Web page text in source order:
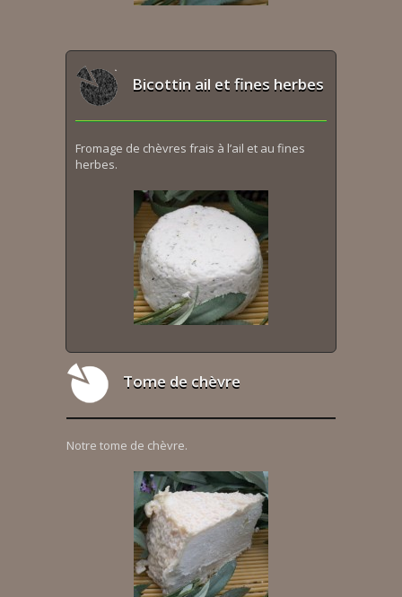
Bicottin ail et fines herbes
Fromage de chèvres frais à l’ail et au fines
herbes.
Tome de chèvre
Notre tome de chèvre.